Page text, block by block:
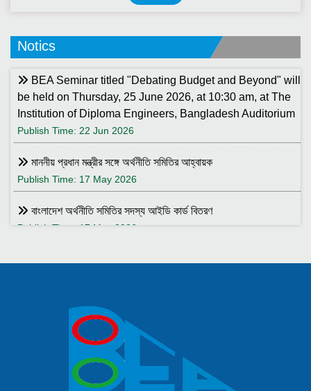
Notics
BEA Seminar titled "Debating Budget and Beyond" will
be held on Thursday, 25 June 2026, at 10:30 am, at The
Institution of Diploma Engineers, Bangladesh Auditorium
Publish Time: 22 Jun 2026
মাননীয় প্রধান মন্ত্রীর সঙ্গে অর্থনীতি সমিতির আহ্বায়ক
Publish Time: 17 May 2026
বাংলাদেশ অর্থনীতি সমিতির সদস্য আইডি কার্ড বিতরণ
Publish Time: 17 May 2026
Publish Time: 25 Jan 2026
বাংলাদেশ অর্থনীতি সমিতি ও জগন্নাথ বিশ্ববিদ্যালয় যৌথ আয়োজনে
লোকবক্তৃা ২১ জানুয়ারি ২০২৬
Publish Time: 16 Jan 2026